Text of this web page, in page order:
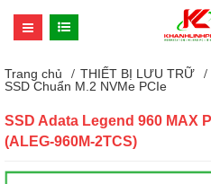
Trang chủ THIẾT BỊ LƯU TRỮ
SSD Chuẩn M.2 NVMe PCIe
SSD Adata Legend 960 MAX
(ALEG-960M-2TCS)